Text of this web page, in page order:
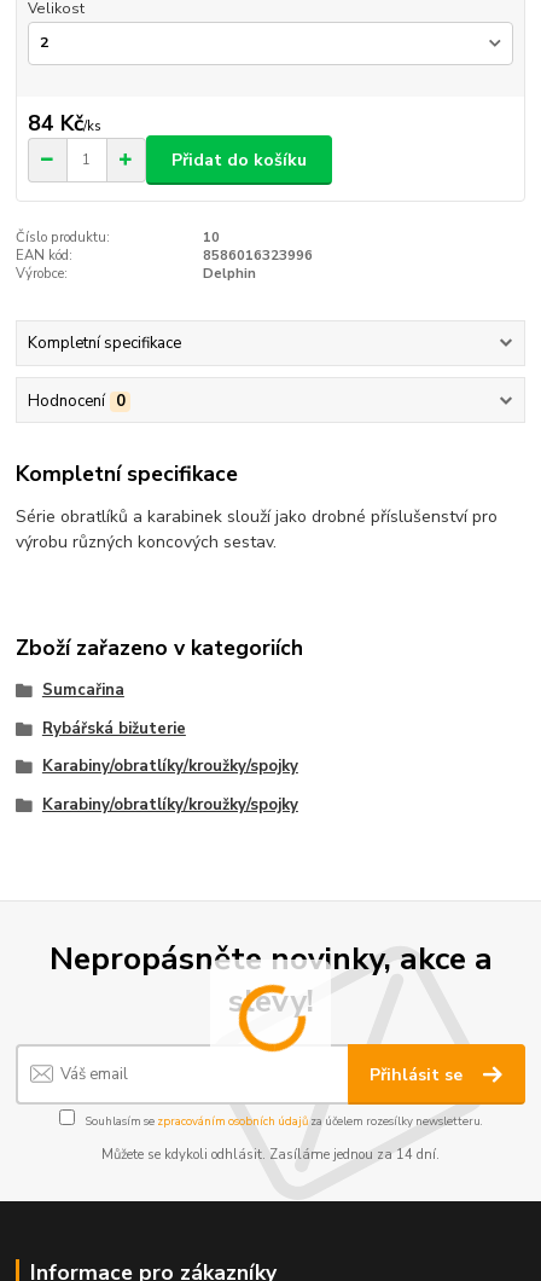
Velikost
84 Kč/ks
Přidat do košíku
Číslo produktu:
10
EAN kód:
8586016323996
Výrobce:
Delphin
Kompletní specifikace
Hodnocení 0
Kompletní specifikace
Série obratlíků a karabinek slouží jako drobné příslušenství pro
výrobu různých koncových sestav.
Zboží zařazeno v kategoriích
Sumcařina
Rybářská bižuterie
Karabiny/obratlíky/kroužky/spojky
Karabiny/obratlíky/kroužky/spojky
Nepropásněte novinky, akce a
slevy!
Přihlásit se
Souhlasím se zpracováním osobních údajůza účelem rozesílky newsletteru.
Můžete se kdykoli odhlásit. Zasíláme jednou za 14 dní.
Informace pro zákazníky